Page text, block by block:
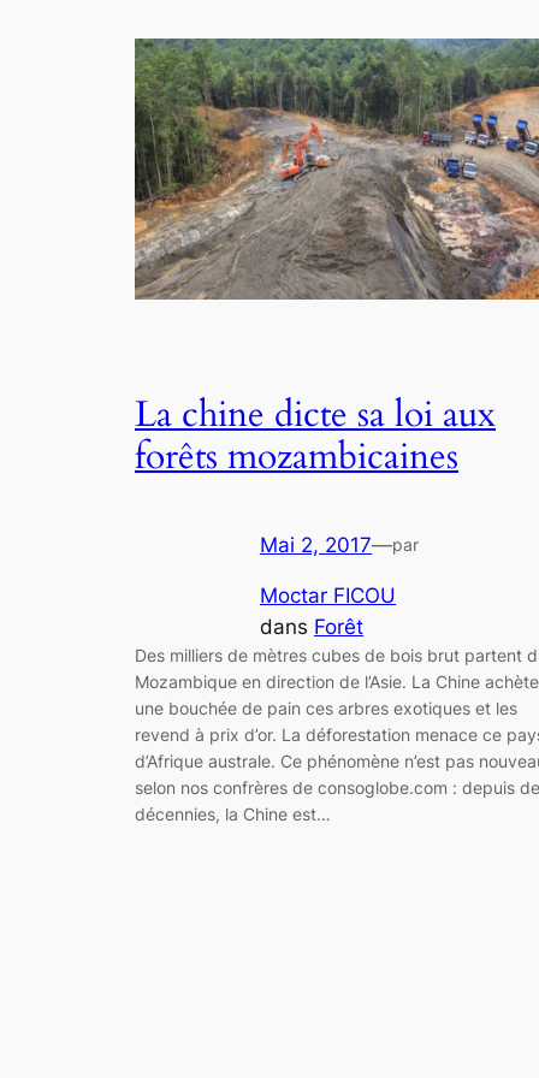
La chine dicte sa loi aux
forêts mozambicaines
Mai 2, 2017—par
Moctar FICOU
dans Forêt
Des milliers de mètres cubes de bois brut partent
Mozambique en direction de l’Asie. La Chine achète
une bouchée de pain ces arbres exotiques et les
revend à prix d’or. La déforestation menace ce
d’Afrique australe. Ce phénomène n’est pas
selon nos confrères de consoglobe.com : depuis
décennies, la Chine est…